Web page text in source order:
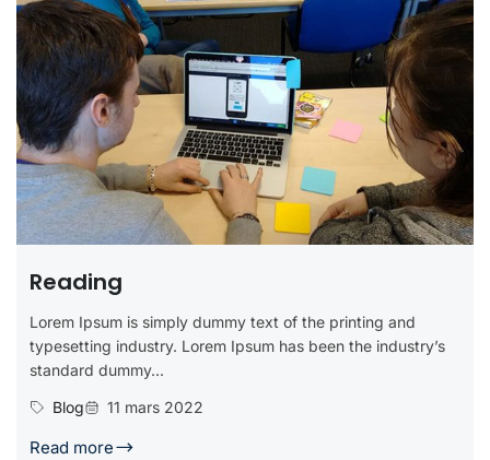
Reading
Lorem Ipsum is simply dummy text of the printing and
typesetting industry. Lorem Ipsum has been the industry’s
standard dummy...
Blog
11 mars 2022
Read more